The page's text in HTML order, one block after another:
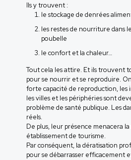
Ils y trouvent :
le stockage de denrées
les restes de nourriture dans
poubelle
le confort et la chaleur…
Tout cela les attire. Et ils trouvent
pour se nourrir et se reproduire.
forte capacité de reproduction, les
les villes et les périphéries sont
problème de santé publique. Les
réels.
De plus, leur présence menacera
établissement de tourisme.
Par conséquent, la dératisation
pour se débarrasser efficacement